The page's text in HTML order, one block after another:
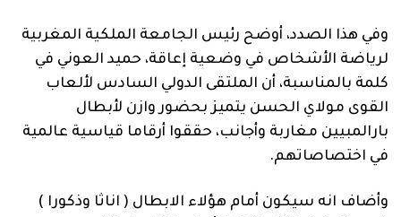
وفي هذا الصدد، أوضح رئيس الجامعة الملكية المغربية
لرياضة الأشخاص في وضعية إعاقة، حميد العوني في
كلمة بالمناسبة، أن الملتقى الدولي السادس لألعاب
القوى مولاي الحسن يتميز بحضور وازن لأبطال
بارالمبيين مغاربة وأجانب، حققوا أرقاما قياسية عالمية
في اختصاصاتهم.
وأضاف انه سيكون أمام هؤلاء الابطال ( اناثا وذكورا )